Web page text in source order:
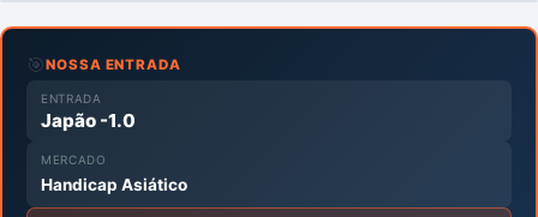
🎯NOSSA ENTRADA
ENTRADA
Japão -1.0
MERCADO
Handicap Asiático